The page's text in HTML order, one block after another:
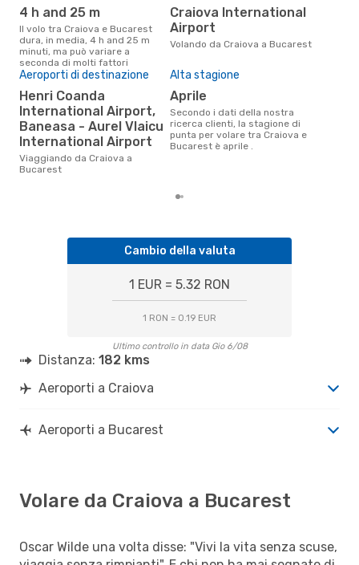
4 h and 25 m
Il volo tra Craiova e Bucarest
dura, in media, 4 h and 25 m
minuti, ma può variare a
seconda di molti fattori
Craiova International
Airport
Volando da Craiova a Bucarest
Aeroporti di destinazione
Henri Coanda
International Airport,
Baneasa - Aurel Vlaicu
International Airport
Viaggiando da Craiova a
Bucarest
Alta stagione
aprile
Secondo i dati della nostra
ricerca clienti, la stagione di
punta per volare tra Craiova e
Bucarest è aprile .
Cambio della valuta
1 EUR = 5.32 RON
1 RON = 0.19 EUR
Ultimo controllo in data Gio 6/08
Distanza: 182 kms
Aeroporti a Craiova
Aeroporti a Bucarest
Volare da Craiova a Bucarest
Oscar Wilde una volta disse: "Vivi la vita senza scuse,